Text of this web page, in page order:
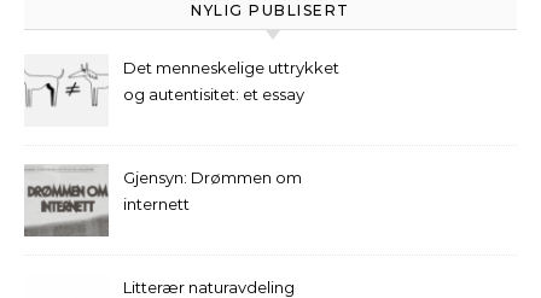
NYLIG PUBLISERT
Det menneskelige uttrykket
og autentisitet: et essay
Gjensyn: Drømmen om
internett
Litterær naturavdeling